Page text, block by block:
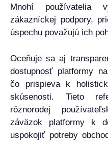
Mnohí používatelia
zákazníckej podpory,
úspechu považujú ich
Oceňuje sa aj
dostupnosť platformy
čo prispieva k
skúsenosti. Tieto
rôznorodej
záväzok platformy k
uspokojiť potreby